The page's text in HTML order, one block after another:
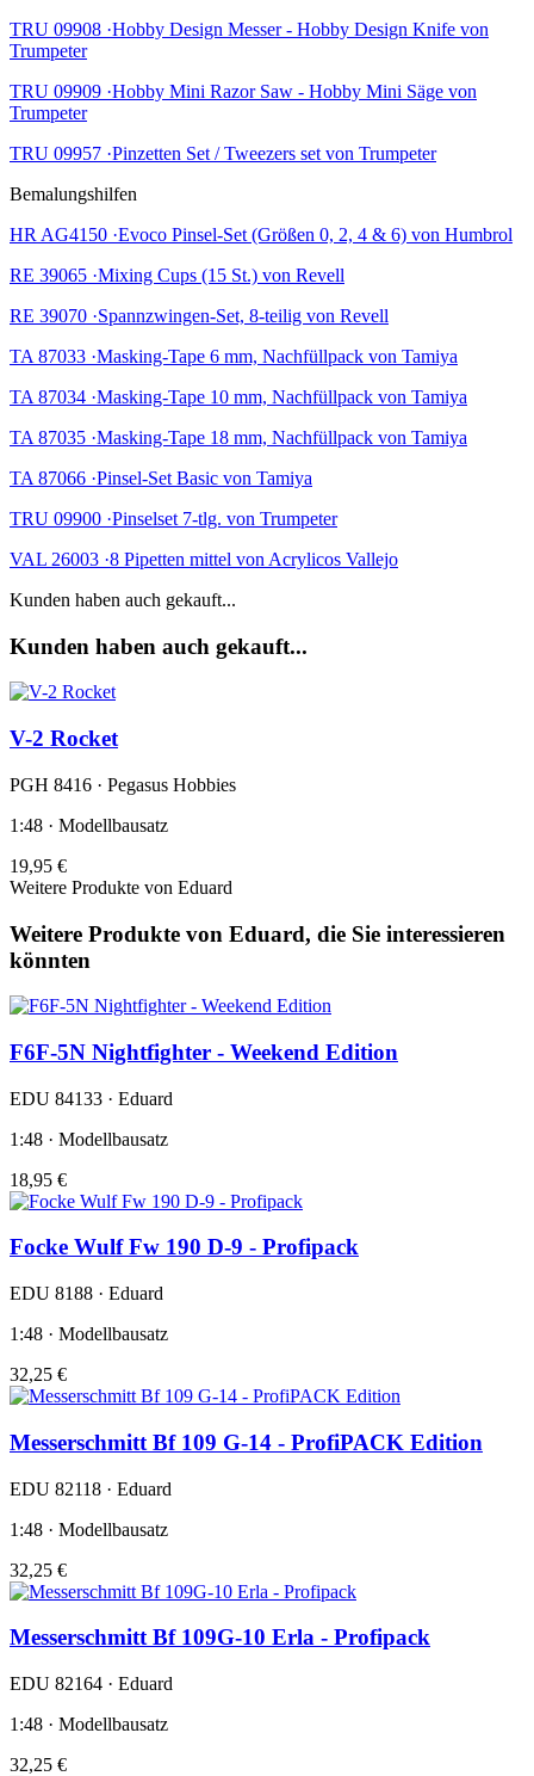
TRU 09908 ·Hobby Design Messer - Hobby Design Knife von
Trumpeter
TRU 09909 ·Hobby Mini Razor Saw - Hobby Mini Säge von
Trumpeter
TRU 09957 ·Pinzetten Set / Tweezers set von Trumpeter
Bemalungshilfen
HR AG4150 ·Evoco Pinsel-Set (Größen 0, 2, 4 & 6) von Humbrol
RE 39065 ·Mixing Cups (15 St.) von Revell
RE 39070 ·Spannzwingen-Set, 8-teilig von Revell
TA 87033 ·Masking-Tape 6 mm, Nachfüllpack von Tamiya
TA 87034 ·Masking-Tape 10 mm, Nachfüllpack von Tamiya
TA 87035 ·Masking-Tape 18 mm, Nachfüllpack von Tamiya
TA 87066 ·Pinsel-Set Basic von Tamiya
TRU 09900 ·Pinselset 7-tlg. von Trumpeter
VAL 26003 ·8 Pipetten mittel von Acrylicos Vallejo
Kunden haben auch gekauft...
Kunden haben auch gekauft...
V-2 Rocket
PGH 8416 · Pegasus Hobbies
1:48 · Modellbausatz
19,95 €
Weitere Produkte von Eduard
Weitere Produkte von Eduard, die Sie interessieren
könnten
F6F-5N Nightfighter - Weekend Edition
EDU 84133 · Eduard
1:48 · Modellbausatz
18,95 €
Focke Wulf Fw 190 D-9 - Profipack
EDU 8188 · Eduard
1:48 · Modellbausatz
32,25 €
Messerschmitt Bf 109 G-14 - ProfiPACK Edition
EDU 82118 · Eduard
1:48 · Modellbausatz
32,25 €
Messerschmitt Bf 109G-10 Erla - Profipack
EDU 82164 · Eduard
1:48 · Modellbausatz
32,25 €